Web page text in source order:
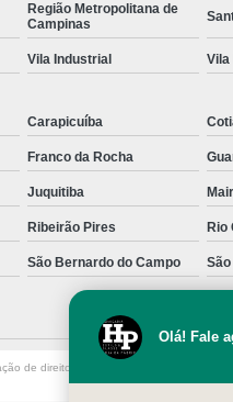
Região Metropolitana de
Campinas
Vila Industrial Vila
Carapicuíba
Franco da Rocha
Juquitiba
Ribeirão Pires Rio
São Bernardo do Campo São
de direito autoral – artigo 184 do Código
Olá! Fale